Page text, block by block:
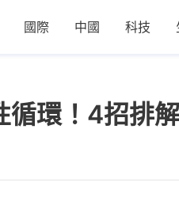
國際 中國 科技
環！4招排